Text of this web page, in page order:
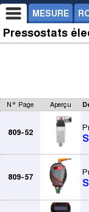
MESURE
Pressostats
N° Page Aperçu
809-52
809-57